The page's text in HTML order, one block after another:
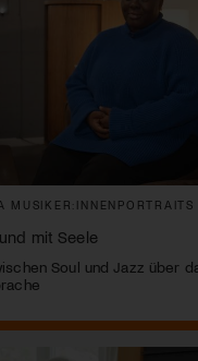
MUSIKER:INNENPORTRAITS
mit Seele
Soul und Jazz über